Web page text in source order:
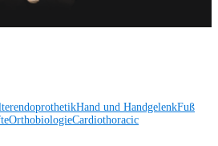
Hand und HandgelenkFuß
OrthobiologieCardiothoracic